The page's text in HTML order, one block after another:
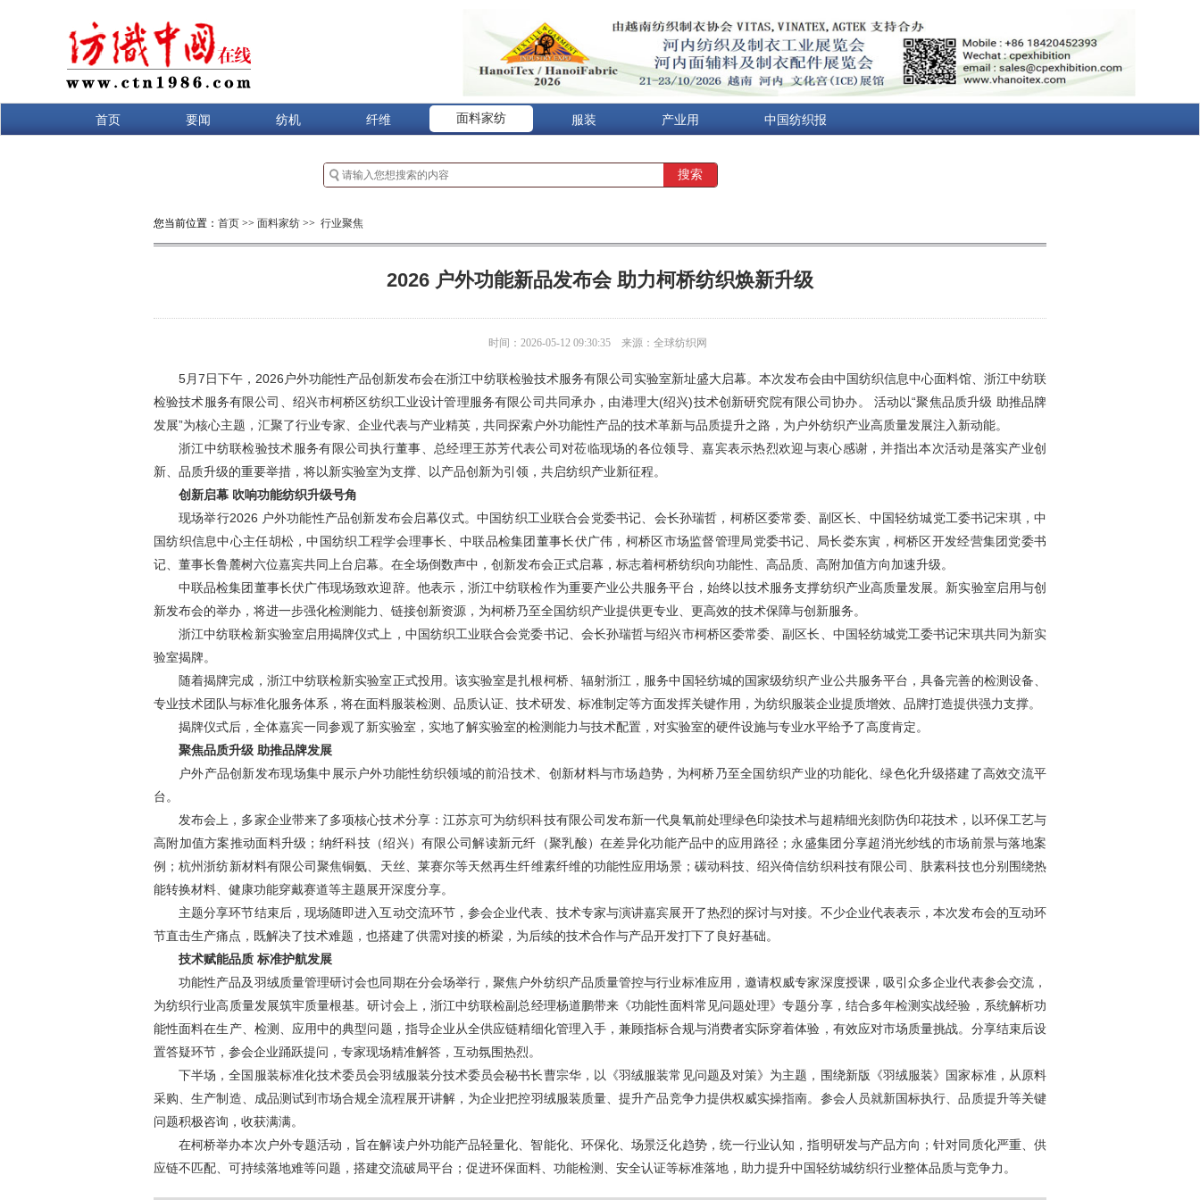
首页 要闻 纺机 纤维 面料家纺 服装 产业用 中国纺织报
您当前位置： 首页 >> 面料家纺 >> 行业聚焦
2026 户外功能新品发布会 助力柯桥纺织焕新升级
时间：2026-05-12 09:30:35来源：全球纺织网
5月7日下午，2026户外功能性产品创新发布会在浙江中纺联检验技术服务有限公司实验室新址盛大启幕。本次发布会由中国纺织信息中心面料馆、浙江中纺联
检验技术服务有限公司、绍兴市柯桥区纺织工业设计管理服务有限公司共同承办，由港理大(绍兴)技术创新研究院有限公司协办。 活动以“聚焦品质升级 助推品牌
发展”为核心主题，汇聚了行业专家、企业代表与产业精英，共同探索户外功能性产品的技术革新与品质提升之路，为户外纺织产业高质量发展注入新动能。
浙江中纺联检验技术服务有限公司执行董事、总经理王苏芳代表公司对莅临现场的各位领导、嘉宾表示热烈欢迎与衷心感谢，并指出本次活动是落实产业创
新、品质升级的重要举措，将以新实验室为支撑、以产品创新为引领，共启纺织产业新征程。
创新启幕 吹响功能纺织升级号角
现场举行2026 户外功能性产品创新发布会启幕仪式。中国纺织工业联合会党委书记、会长孙瑞哲，柯桥区委常委、副区长、中国轻纺城党工委书记宋琪，中
国纺织信息中心主任胡松，中国纺织工程学会理事长、中联品检集团董事长伏广伟，柯桥区市场监督管理局党委书记、局长娄东寅，柯桥区开发经营集团党委书
记、董事长鲁麓树六位嘉宾共同上台启幕。在全场倒数声中，创新发布会正式启幕，标志着柯桥纺织向功能性、高品质、高附加值方向加速升级。
中联品检集团董事长伏广伟现场致欢迎辞。他表示，浙江中纺联检作为重要产业公共服务平台，始终以技术服务支撑纺织产业高质量发展。新实验室启用与创
新发布会的举办，将进一步强化检测能力、链接创新资源，为柯桥乃至全国纺织产业提供更专业、更高效的技术保障与创新服务。
浙江中纺联检新实验室启用揭牌仪式上，中国纺织工业联合会党委书记、会长孙瑞哲与绍兴市柯桥区委常委、副区长、中国轻纺城党工委书记宋琪共同为新实
验室揭牌。
随着揭牌完成，浙江中纺联检新实验室正式投用。该实验室是扎根柯桥、辐射浙江，服务中国轻纺城的国家级纺织产业公共服务平台，具备完善的检测设备、
专业技术团队与标准化服务体系，将在面料服装检测、品质认证、技术研发、标准制定等方面发挥关键作用，为纺织服装企业提质增效、品牌打造提供强力支撑。
揭牌仪式后，全体嘉宾一同参观了新实验室，实地了解实验室的检测能力与技术配置，对实验室的硬件设施与专业水平给予了高度肯定。
聚焦品质升级 助推品牌发展
户外产品创新发布现场集中展示户外功能性纺织领域的前沿技术、创新材料与市场趋势，为柯桥乃至全国纺织产业的功能化、绿色化升级搭建了高效交流平
台。
发布会上，多家企业带来了多项核心技术分享：江苏京可为纺织科技有限公司发布新一代臭氧前处理绿色印染技术与超精细光刻防伪印花技术，以环保工艺与
高附加值方案推动面料升级；纳纤科技（绍兴）有限公司解读新元纤（聚乳酸）在差异化功能产品中的应用路径；永盛集团分享超消光纱线的市场前景与落地案
例；杭州浙纺新材料有限公司聚焦铜氨、天丝、莱赛尔等天然再生纤维素纤维的功能性应用场景；碳动科技、绍兴倚信纺织科技有限公司、肤素科技也分别围绕热
能转换材料、健康功能穿戴赛道等主题展开深度分享。
主题分享环节结束后，现场随即进入互动交流环节，参会企业代表、技术专家与演讲嘉宾展开了热烈的探讨与对接。不少企业代表表示，本次发布会的互动环
节直击生产痛点，既解决了技术难题，也搭建了供需对接的桥梁，为后续的技术合作与产品开发打下了良好基础。
技术赋能品质 标准护航发展
功能性产品及羽绒质量管理研讨会也同期在分会场举行，聚焦户外纺织产品质量管控与行业标准应用，邀请权威专家深度授课，吸引众多企业代表参会交流，
为纺织行业高质量发展筑牢质量根基。研讨会上，浙江中纺联检副总经理杨道鹏带来《功能性面料常见问题处理》专题分享，结合多年检测实战经验，系统解析功
能性面料在生产、检测、应用中的典型问题，指导企业从全供应链精细化管理入手，兼顾指标合规与消费者实际穿着体验，有效应对市场质量挑战。分享结束后设
置答疑环节，参会企业踊跃提问，专家现场精准解答，互动氛围热烈。
下半场，全国服装标准化技术委员会羽绒服装分技术委员会秘书长曹宗华，以《羽绒服装常见问题及对策》为主题，围绕新版《羽绒服装》国家标准，从原料
采购、生产制造、成品测试到市场合规全流程展开讲解，为企业把控羽绒服装质量、提升产品竞争力提供权威实操指南。参会人员就新国标执行、品质提升等关键
问题积极咨询，收获满满。
在柯桥举办本次户外专题活动，旨在解读户外功能产品轻量化、智能化、环保化、场景泛化趋势，统一行业认知，指明研发与产品方向；针对同质化严重、供
应链不匹配、可持续落地难等问题，搭建交流破局平台；促进环保面料、功能检测、安全认证等标准落地，助力提升中国轻纺城纺织行业整体品质与竞争力。